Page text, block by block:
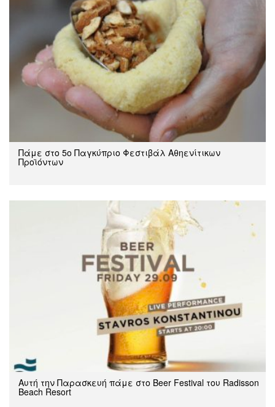
Πάμε στο 5ο Παγκύπριο Φεστιβάλ Αθηενίτικων
Προϊόντων
Αυτή την Παρασκευή πάμε στο Beer Festival του Radisson
Beach Resort